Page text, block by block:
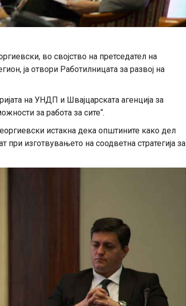
во својство на претседател на
ја отвори Работилницата за развој на
на УНДП и Швајцарската агенција за
за работа за сите“.
истакна дека општините како дел
изготвувањето на соодветна стратегија за